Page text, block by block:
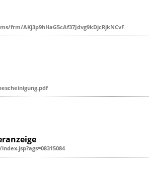
AKj3p9hHaG5cAf37Jdvg9kDjcRjkNCvF